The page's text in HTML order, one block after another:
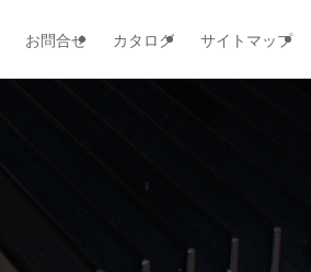
お問合せ カタログ サイトマップ